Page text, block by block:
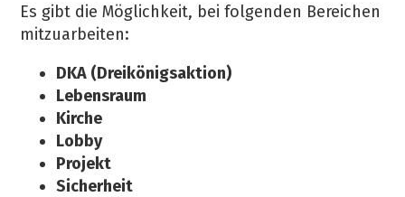
Es gibt die Möglichkeit, bei folgenden Bereichen
mitzuarbeiten:
DKA (Dreikönigsaktion)
Lebensraum
Kirche
Lobby
Projekt
Sicherheit